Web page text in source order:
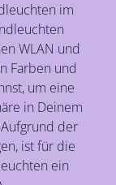
im
WLAN und
Farben und
um eine
in Deinem
der
ist für die
ein